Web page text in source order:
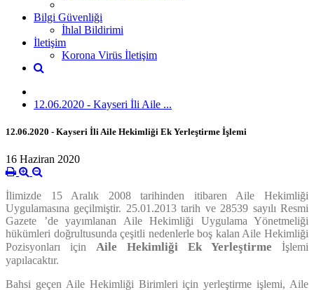
Bilgi Güvenliği
İhlal Bildirimi
İletişim
Korona Virüs İletişim
12.06.2020 - Kayseri İli Aile ...
12.06.2020 - Kayseri İli Aile Hekimliği Ek Yerleştirme İşlemi
16 Haziran 2020
İlimizde 15 Aralık 2008 tarihinden itibaren Aile Hekimliği
Uygulamasına geçilmiştir. 25.01.2013 tarih ve 28539 sayılı Resmi
Gazete ’de yayımlanan Aile Hekimliği Uygulama Yönetmeliği
hükümleri doğrultusunda çeşitli nedenlerle boş kalan Aile Hekimliği
Pozisyonları için Aile Hekimliği Ek Yerleştirme İşlemi
yapılacaktır.
Bahsi geçen Aile Hekimliği Birimleri için yerleştirme işlemi, Aile